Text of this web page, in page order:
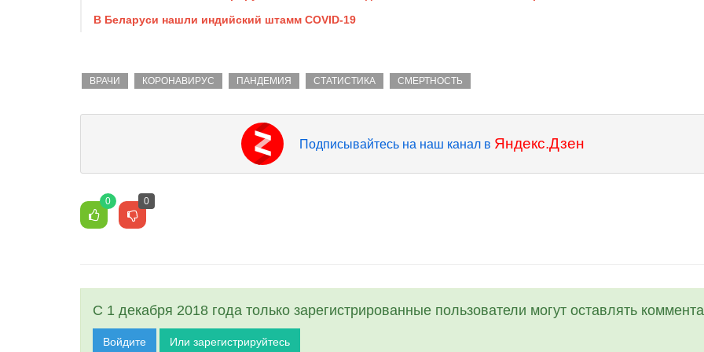
В Беларуси нашли индийский штамм COVID-19
ВРАЧИ КОРОНАВИРУС ПАНДЕМИЯ СТАТИСТИКА СМЕРТНОСТЬ
Подписывайтесь на наш канал в Яндекс.Дзен
0 0
С 1 декабря 2018 года только зарегистрированные пользователи могут оставлять
Войдите Или зарегистрируйтесь